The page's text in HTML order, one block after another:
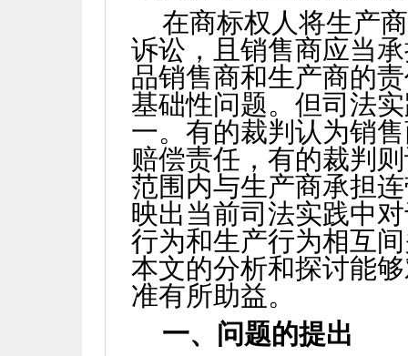
在商标权人将生产
诉讼，且销售商应当
品销售商和生产商的
基础性问题。但司法
一。有的裁判认为销
赔偿责任，有的裁判
范围内与生产商承担
映出当前司法实践中
行为和生产行为相互
本文的分析和探讨能
准有所助益。
一、问题的提出